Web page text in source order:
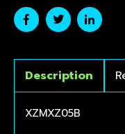
Description
XZMXZ05B